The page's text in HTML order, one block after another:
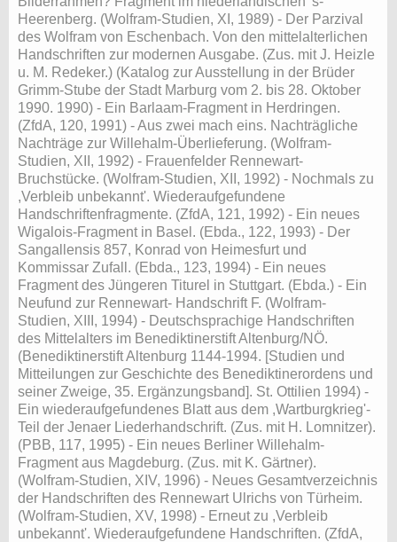
Heerenberg. (Wolfram-Studien, XI, 1989) - Der Parzival
des Wolfram von Eschenbach. Von den mittelalterlichen
Handschriften zur modernen Ausgabe. (Zus. mit J. Heizle
u. M. Redeker.) (Katalog zur Ausstellung in der Brüder
Grimm-Stube der Stadt Marburg vom 2. bis 28. Oktober
1990. 1990) - Ein Barlaam-Fragment in Herdringen.
(ZfdA, 120, 1991) - Aus zwei mach eins. Nachträgliche
Nachträge zur Willehalm-Überlieferung. (Wolfram-
Studien, XII, 1992) - Frauenfelder Rennewart-
Bruchstücke. (Wolfram-Studien, XII, 1992) - Nochmals zu
,Verbleib unbekannt'. Wiederaufgefundene
Handschriftenfragmente. (ZfdA, 121, 1992) - Ein neues
Wigalois-Fragment in Basel. (Ebda., 122, 1993) - Der
Sangallensis 857, Konrad von Heimesfurt und
Kommissar Zufall. (Ebda., 123, 1994) - Ein neues
Fragment des Jüngeren Titurel in Stuttgart. (Ebda.) - Ein
Neufund zur Rennewart- Handschrift F. (Wolfram-
Studien, XIII, 1994) - Deutschsprachige Handschriften
des Mittelalters im Benediktinerstift Altenburg/NÖ.
(Benediktinerstift Altenburg 1144-1994. [Studien und
Mitteilungen zur Geschichte des Benediktinerordens und
seiner Zweige, 35. Ergänzungsband]. St. Ottilien 1994) -
Ein wiederaufgefundenes Blatt aus dem ,Wartburgkrieg'-
Teil der Jenaer Liederhandschrift. (Zus. mit H. Lomnitzer).
(PBB, 117, 1995) - Ein neues Berliner Willehalm-
Fragment aus Magdeburg. (Zus. mit K. Gärtner).
(Wolfram-Studien, XIV, 1996) - Neues Gesamtverzeichnis
der Handschriften des Rennewart Ulrichs von Türheim.
(Wolfram-Studien, XV, 1998) - Erneut zu ,Verbleib
unbekannt'. Wiederaufgefundene Handschriften. (ZfdA,